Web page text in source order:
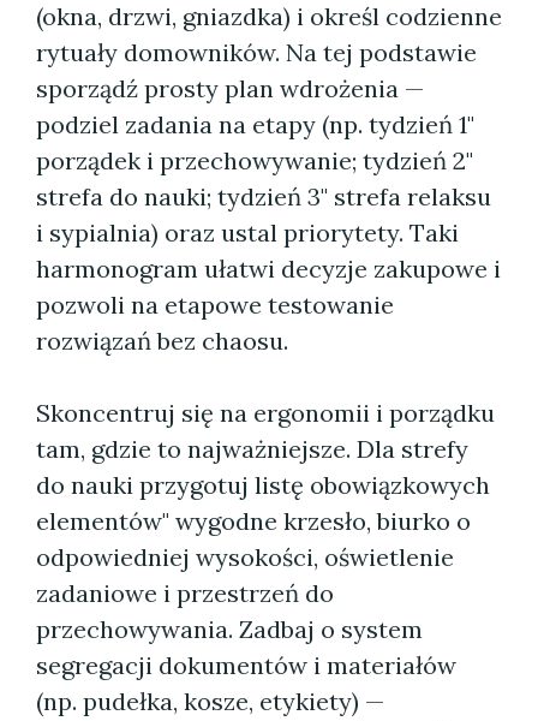
(okna, drzwi, gniazdka) i określ codzienne
rytuały domowników. Na tej podstawie
sporządź prosty plan wdrożenia —
podziel zadania na etapy (np. tydzień 1"
porządek i przechowywanie; tydzień 2"
strefa do nauki; tydzień 3" strefa relaksu
i sypialnia) oraz ustal priorytety. Taki
harmonogram ułatwi decyzje zakupowe i
pozwoli na etapowe testowanie
rozwiązań bez chaosu.
Skoncentruj się na ergonomii i porządku
tam, gdzie to najważniejsze. Dla strefy
do nauki przygotuj listę obowiązkowych
elementów" wygodne krzesło, biurko o
odpowiedniej wysokości, oświetlenie
zadaniowe i przestrzeń do
przechowywania. Zadbaj o system
segregacji dokumentów i materiałów
(np. pudełka, kosze, etykiety) —